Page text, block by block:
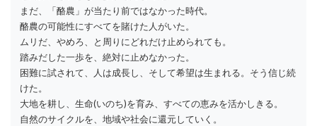
まだ、「酪農」が当たり前ではなかった時代。
酪農の可能性にすべてを賭けた人がいた。
ムリだ、やめろ、と周りにどれだけ止められても。
踏みだした一歩を、絶対に止めなかった。
困難に試されて、人は成長し、そして希望は生まれる。そう信じ続
けた。
大地を耕し、生命(いのち)を育み、すべての恵みを活かしきる。
自然のサイクルを、地域や社会に還元していく。